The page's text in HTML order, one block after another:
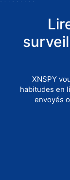
XNSPY
habitudes en
envoyés